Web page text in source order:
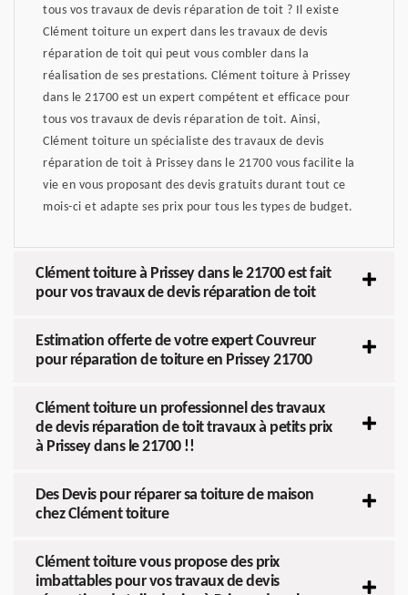
tous vos travaux de devis réparation de toit ? Il existe
Clément toiture un expert dans les travaux de devis
réparation de toit qui peut vous combler dans la
réalisation de ses prestations. Clément toiture à Prissey
dans le 21700 est un expert compétent et efficace pour
tous vos travaux de devis réparation de toit. Ainsi,
Clément toiture un spécialiste des travaux de devis
réparation de toit à Prissey dans le 21700 vous facilite la
vie en vous proposant des devis gratuits durant tout ce
mois-ci et adapte ses prix pour tous les types de budget.
Clément toiture à Prissey dans le 21700 est fait
pour vos travaux de devis réparation de toit
Estimation offerte de votre expert Couvreur
pour réparation de toiture en Prissey 21700
Clément toiture un professionnel des travaux
de devis réparation de toit travaux à petits prix
à Prissey dans le 21700 !!
Des Devis pour réparer sa toiture de maison
chez Clément toiture
Clément toiture vous propose des prix
imbattables pour vos travaux de devis